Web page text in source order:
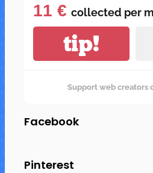
11 € collected per
tip!
Support web creators
Facebook
Pinterest